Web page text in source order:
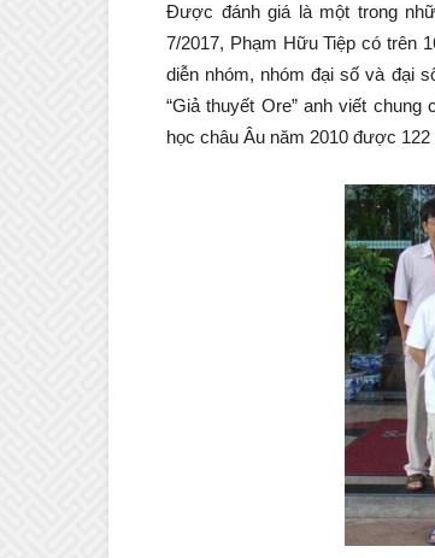
Được đánh giá là một trong
7/2017, Phạm Hữu Tiệp có trên
diễn nhóm, nhóm đại số và đại
“Giả thuyết Ore” anh viết chung
học châu Âu năm 2010 được